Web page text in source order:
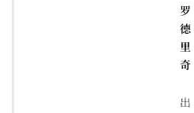
罗
德
里
奇
出